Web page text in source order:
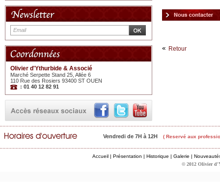
Olivier d'Ythurbide & Associé
Marché Serpette Stand 25, Allée 6
110 Rue des Rosiers 93400 ST OUEN
: 01 40 12 82 91
Retour
Vendredi de 7H à 12H ( Reservé aux
Accueil | Présentation | Historique | Galerie |
© 2012 Olivier